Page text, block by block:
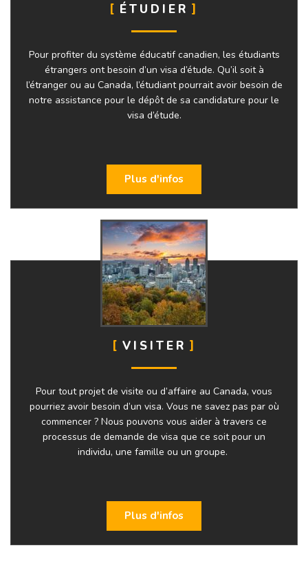
ÉTUDIER
Pour profiter du système éducatif canadien, les étudiants
étrangers ont besoin d’un visa d’étude. Qu’il soit à
l’étranger ou au Canada, l’étudiant pourrait avoir besoin de
notre assistance pour le dépôt de sa candidature pour le
visa d’étude.
Plus d'infos
VISITER
Pour tout projet de visite ou d’affaire au Canada, vous
pourriez avoir besoin d’un visa. Vous ne savez pas par où
commencer ? Nous pouvons vous aider à travers ce
processus de demande de visa que ce soit pour un
individu, une famille ou un groupe.
Plus d'infos